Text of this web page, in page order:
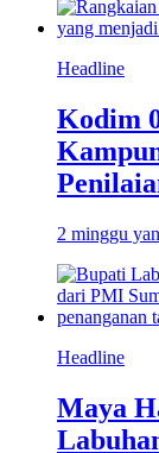
Headline
Kodim
2 minggu
Headline
Maya